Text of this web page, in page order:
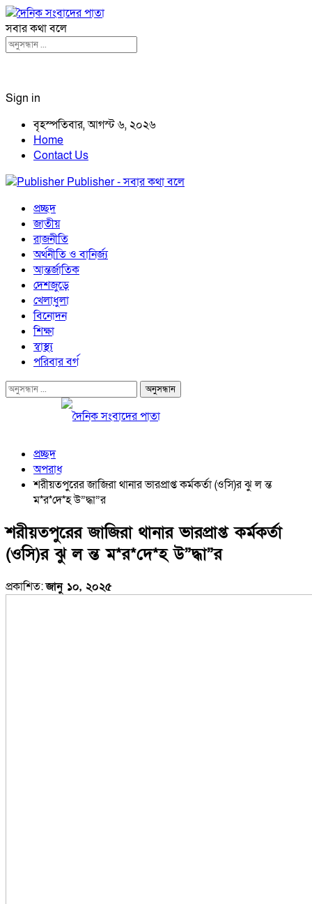
সবার কথা বলে
Sign in
বৃহস্পতিবার, আগস্ট ৬, ২০২৬
Home
Contact Us
Publisher - সবার কথা বলে
প্রচ্ছদ
জাতীয়
রাজনীতি
অর্থনীতি ও বানির্জ্য
আন্তর্জাতিক
দেশজুড়ে
খেলাধুলা
বিনোদন
শিক্ষা
স্বাস্থ্য
পরিবার বর্গ
প্রচ্ছদ
অপরাধ
শরীয়তপুরের জাজিরা থানার ভারপ্রাপ্ত কর্মকর্তা (ওসি)র ঝু ল ন্ত
ম*র*দে*হ উ”দ্ধা”র
শরীয়তপুরের জাজিরা থানার ভারপ্রাপ্ত কর্মকর্তা
(ওসি)র ঝু ল ন্ত ম*র*দে*হ উ”দ্ধা”র
প্রকাশিত:জানু ১০, ২০২৫